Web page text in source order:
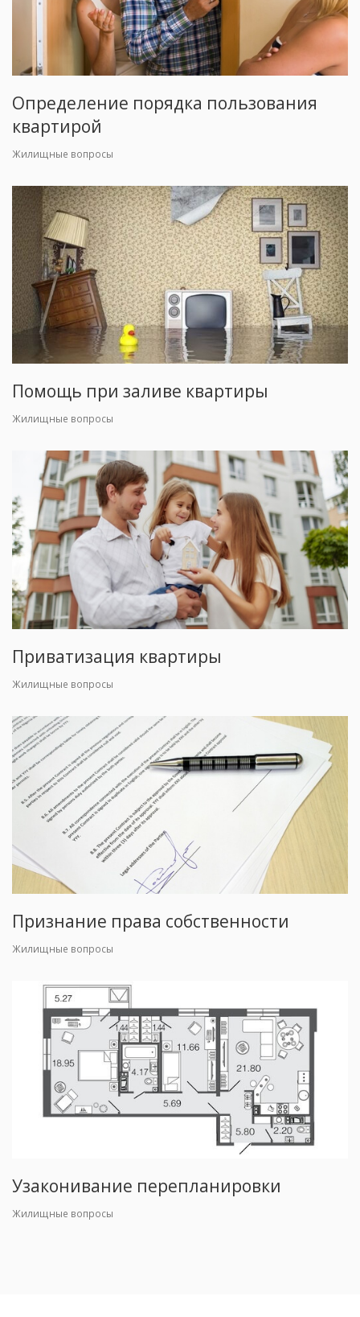
Определение порядка пользования
квартирой
Жилищные вопросы
Помощь при заливе квартиры
Жилищные вопросы
Приватизация квартиры
Жилищные вопросы
Признание права собственности
Жилищные вопросы
Узаконивание перепланировки
Жилищные вопросы